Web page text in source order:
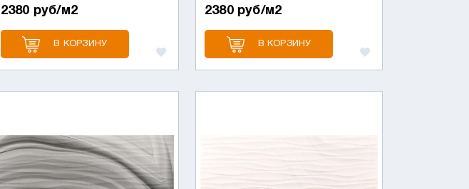
2380 руб/м2
В КОРЗИНУ
2380 руб/м2
В КОРЗИНУ